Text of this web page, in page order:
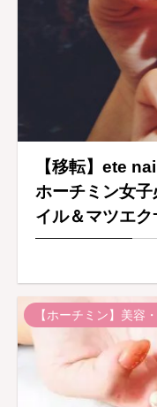
【移転】ete
ホーチミン女
イル＆マツエク
【ホーチミン】美容